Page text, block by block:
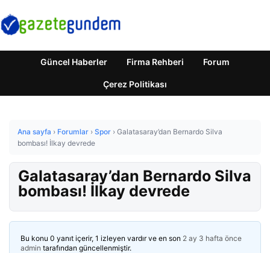
Güncel Haberler Firma Rehberi Forum
Çerez Politikası
Ana sayfa › Forumlar › Spor › Galatasaray’dan Bernardo Silva
bombası! İlkay devrede
Galatasaray’dan Bernardo Silva
bombası! İlkay devrede
Bu konu 0 yanıt içerir, 1 izleyen vardır ve en son 2 ay 3 hafta önce
admin tarafından güncellenmiştir.